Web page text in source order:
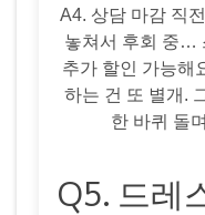
A4. 상담 마감 직
놓쳐서 후회 중…
추가 할인 가능해
하는 건 또 별개.
한 바퀴 돌
Q5. 드레